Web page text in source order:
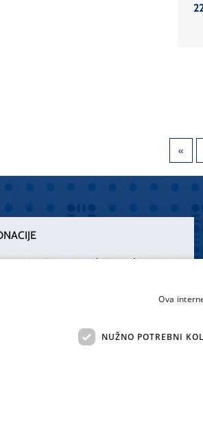
činom nesebičnog darivanja
se dobrotom, donirajmo od
Ova
NUŽNO POTREBNI